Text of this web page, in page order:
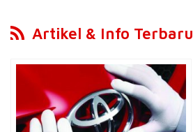
Artikel & Info Terbaru